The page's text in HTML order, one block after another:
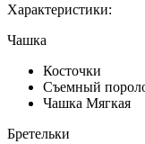
Характеристики:
Чашка
Косточки
Съемный
Чашка Мягкая
Бретельки